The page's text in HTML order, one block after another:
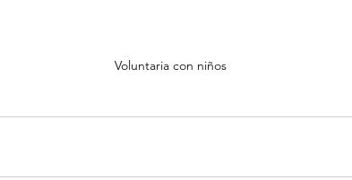
Voluntaria con niños